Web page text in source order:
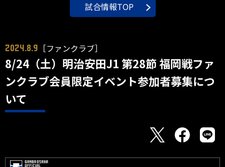
試合情報TOP
2024.8.9 ［ファンクラブ］
8/24（土）明治安田J1 第28節 福岡戦ファ
ンクラブ会員限定イベント参加者募集につ
いて